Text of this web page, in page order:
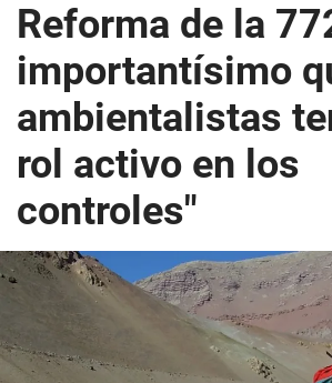
Reforma de la
importantísimo
ambientalistas
rol activo en los
controles"